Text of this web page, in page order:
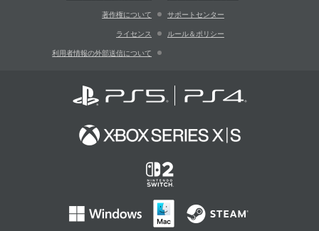
著作権について サポートセンター
ライセンス ルール＆ポリシー
利用者情報の外部送信について